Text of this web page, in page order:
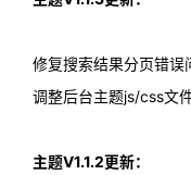
修复搜索结果分页错误
调整后台主题js/css文
主题V1.1.2更新：